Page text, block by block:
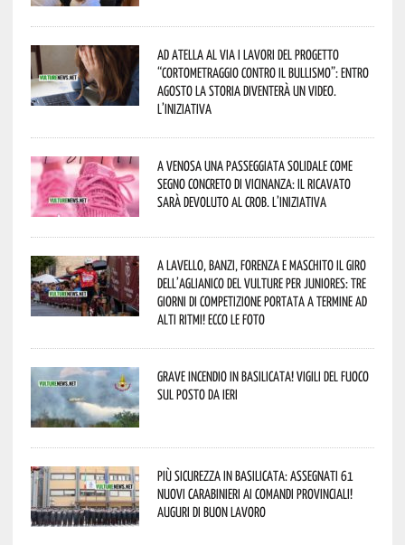
Ad Atella al via i lavori del progetto
“Cortometraggio contro il bullismo”: entro
agosto la storia diventerà un video.
L’iniziativa
A Venosa una passeggiata solidale come
segno concreto di vicinanza: il ricavato
sarà devoluto al CROB. L’iniziativa
A Lavello, Banzi, Forenza e Maschito il Giro
dell’Aglianico del Vulture per juniores: tre
giorni di competizione portata a termine ad
alti ritmi! Ecco le foto
Grave incendio in Basilicata! Vigili del fuoco
sul posto da ieri
Più sicurezza in Basilicata: assegnati 61
nuovi Carabinieri ai Comandi provinciali!
Auguri di buon lavoro